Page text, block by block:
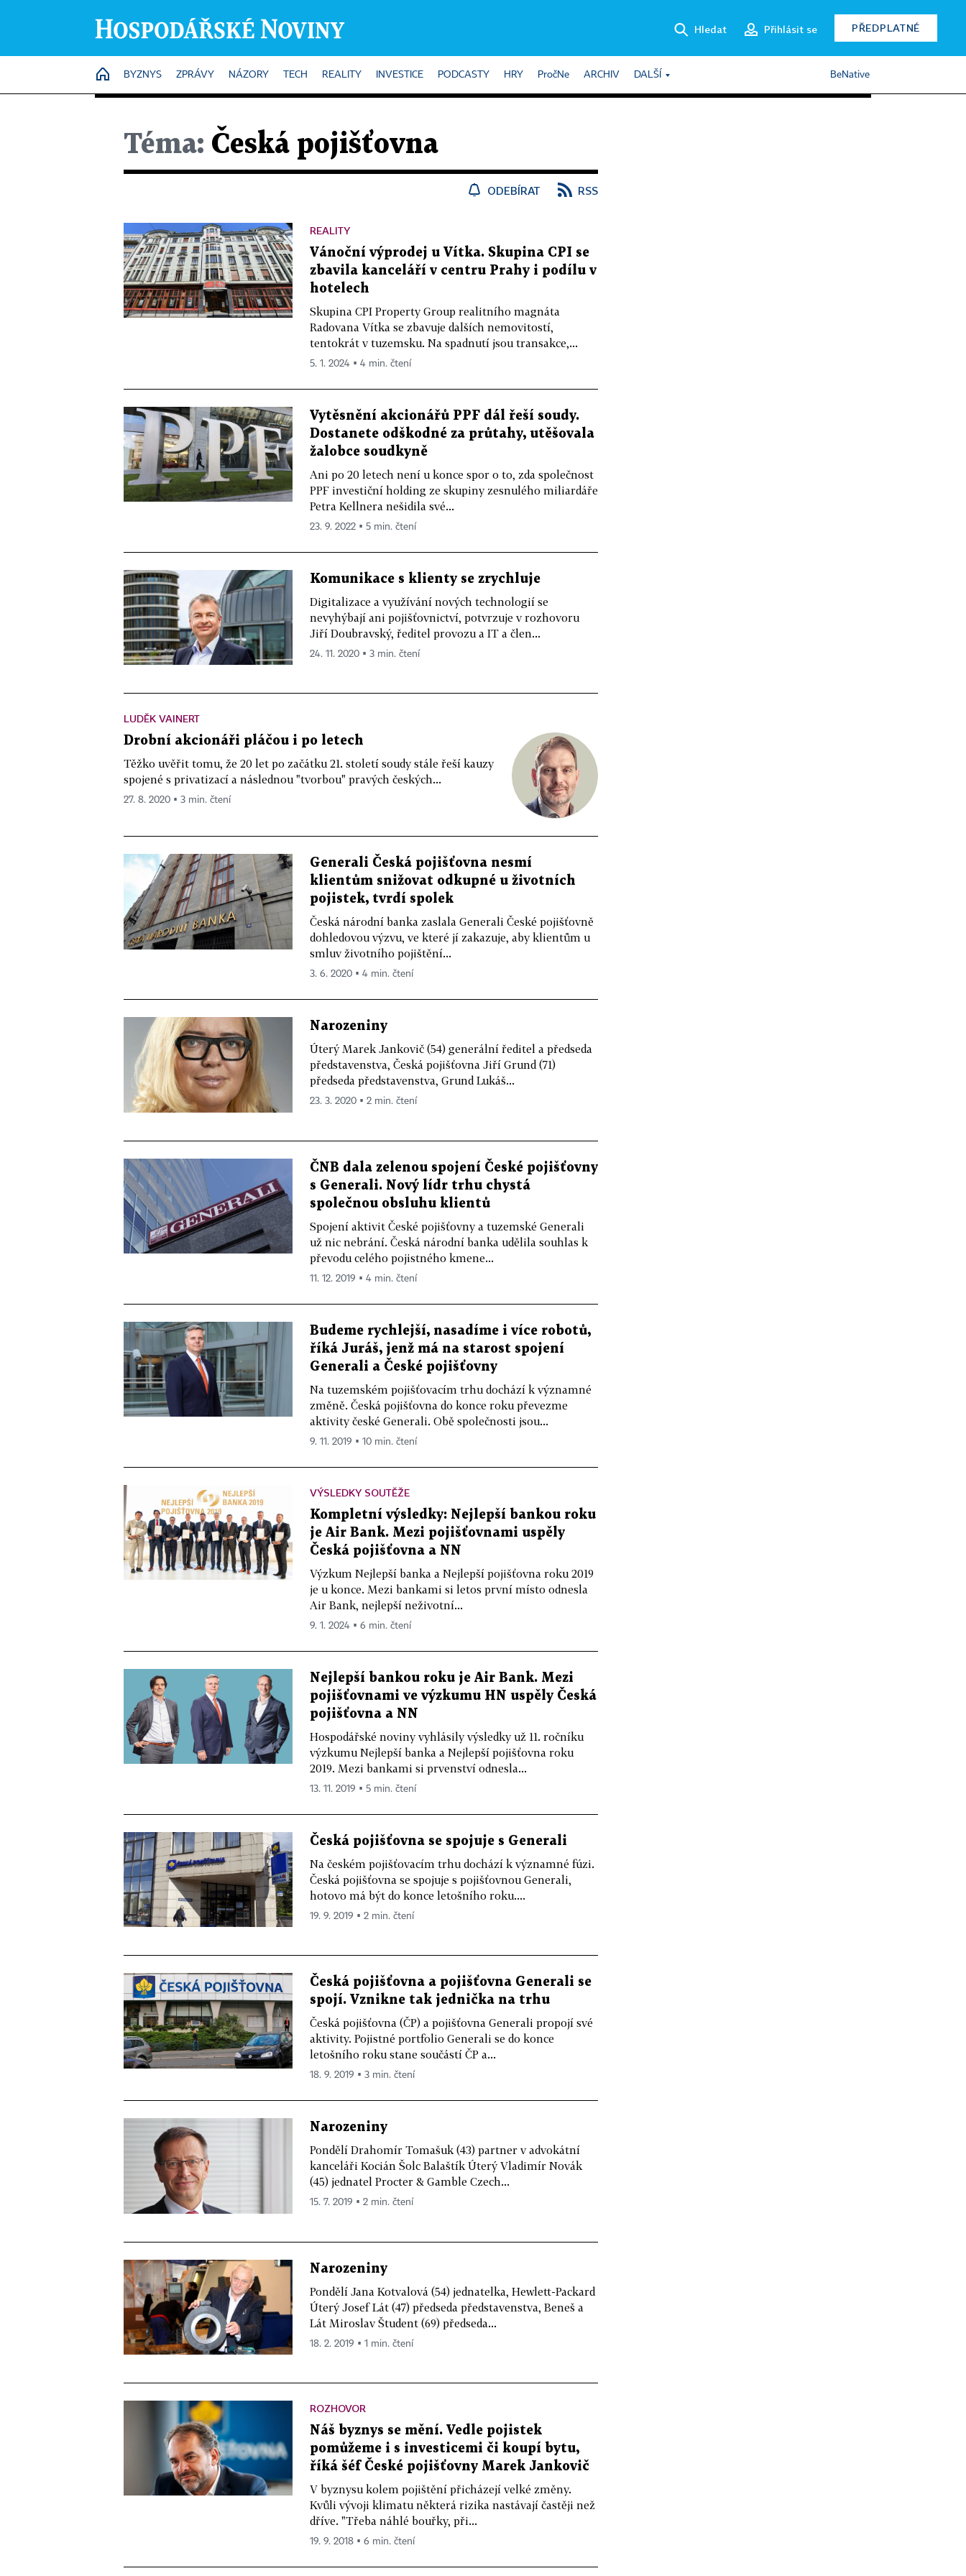
Hledat Přihlásit se PŘEDPLATNÉ
HOME
BYZNYS ZPRÁVY NÁZORY TECH REALITY INVESTICE PODCASTY HRY PročNe ARCHIV DALŠÍ BeNative
Téma: Česká pojišťovna
ODEBÍRAT RSS
REALITY
Vánoční výprodej u Vítka. Skupina CPI se
zbavila kanceláří v centru Prahy i podílu v
hotelech
Skupina CPI Property Group realitního magnáta
Radovana Vítka se zbavuje dalších nemovitostí,
tentokrát v tuzemsku. Na spadnutí jsou transakce,...
5. 1. 2024 ▪ 4 min. čtení
Vytěsnění akcionářů PPF dál řeší soudy.
Dostanete odškodné za průtahy, utěšovala
žalobce soudkyně
Ani po 20 letech není u konce spor o to, zda společnost
PPF investiční holding ze skupiny zesnulého miliardáře
Petra Kellnera nešidila své...
23. 9. 2022 ▪ 5 min. čtení
Komunikace s klienty se zrychluje
Digitalizace a využívání nových technologií se
nevyhýbají ani pojišťovnictví, potvrzuje v rozhovoru
Jiří Doubravský, ředitel provozu a IT a člen...
24. 11. 2020 ▪ 3 min. čtení
LUDĚK VAINERT
Drobní akcionáři pláčou i po letech
Těžko uvěřit tomu, že 20 let po začátku 21. století soudy stále řeší kauzy
spojené s privatizací a následnou "tvorbou" pravých českých...
27. 8. 2020 ▪ 3 min. čtení
Generali Česká pojišťovna nesmí
klientům snižovat odkupné u životních
pojistek, tvrdí spolek
Česká národní banka zaslala Generali České pojišťovně
dohledovou výzvu, ve které jí zakazuje, aby klientům u
smluv životního pojištění...
3. 6. 2020 ▪ 4 min. čtení
Narozeniny
Úterý Marek Jankovič (54) generální ředitel a předseda
představenstva, Česká pojišťovna Jiří Grund (71)
předseda představenstva, Grund Lukáš...
23. 3. 2020 ▪ 2 min. čtení
ČNB dala zelenou spojení České pojišťovny
s Generali. Nový lídr trhu chystá
společnou obsluhu klientů
Spojení aktivit České pojišťovny a tuzemské Generali
už nic nebrání. Česká národní banka udělila souhlas k
převodu celého pojistného kmene...
11. 12. 2019 ▪ 4 min. čtení
Budeme rychlejší, nasadíme i více robotů,
říká Juráš, jenž má na starost spojení
Generali a České pojišťovny
Na tuzemském pojišťovacím trhu dochází k významné
změně. Česká pojišťovna do konce roku převezme
aktivity české Generali. Obě společnosti jsou...
9. 11. 2019 ▪ 10 min. čtení
VÝSLEDKY SOUTĚŽE
Kompletní výsledky: Nejlepší bankou roku
je Air Bank. Mezi pojišťovnami uspěly
Česká pojišťovna a NN
Výzkum Nejlepší banka a Nejlepší pojišťovna roku 2019
je u konce. Mezi bankami si letos první místo odnesla
Air Bank, nejlepší neživotní...
9. 1. 2024 ▪ 6 min. čtení
Nejlepší bankou roku je Air Bank. Mezi
pojišťovnami ve výzkumu HN uspěly Česká
pojišťovna a NN
Hospodářské noviny vyhlásily výsledky už 11. ročníku
výzkumu Nejlepší banka a Nejlepší pojišťovna roku
2019. Mezi bankami si prvenství odnesla...
13. 11. 2019 ▪ 5 min. čtení
Česká pojišťovna se spojuje s Generali
Na českém pojišťovacím trhu dochází k významné fúzi.
Česká pojišťovna se spojuje s pojišťovnou Generali,
hotovo má být do konce letošního roku....
19. 9. 2019 ▪ 2 min. čtení
Česká pojišťovna a pojišťovna Generali se
spojí. Vznikne tak jednička na trhu
Česká pojišťovna (ČP) a pojišťovna Generali propojí své
aktivity. Pojistné portfolio Generali se do konce
letošního roku stane součástí ČP a...
18. 9. 2019 ▪ 3 min. čtení
Narozeniny
Pondělí Drahomír Tomašuk (43) partner v advokátní
kanceláři Kocián Šolc Balaštík Úterý Vladimír Novák
(45) jednatel Procter & Gamble Czech...
15. 7. 2019 ▪ 2 min. čtení
Narozeniny
Pondělí Jana Kotvalová (54) jednatelka, Hewlett-Packard
Úterý Josef Lát (47) předseda představenstva, Beneš a
Lát Miroslav Študent (69) předseda...
18. 2. 2019 ▪ 1 min. čtení
ROZHOVOR
Náš byznys se mění. Vedle pojistek
pomůžeme i s investicemi či koupí bytu,
říká šéf České pojišťovny Marek Jankovič
V byznysu kolem pojištění přicházejí velké změny.
Kvůli vývoji klimatu některá rizika nastávají častěji než
dříve. "Třeba náhlé bouřky, při...
19. 9. 2018 ▪ 6 min. čtení